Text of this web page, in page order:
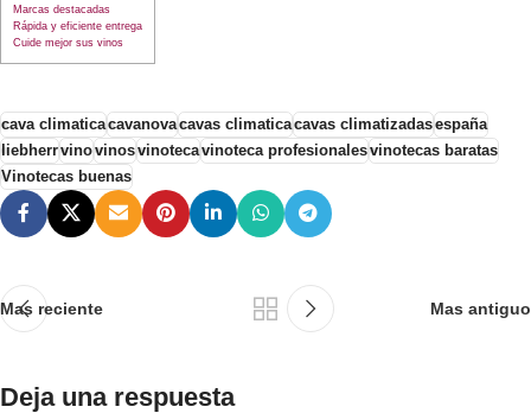
Marcas destacadas
Rápida y eficiente entrega
Cuide mejor sus vinos
cava climaticacavanovacavas climaticacavas climatizadasespaña
liebherrvinovinosvinotecavinoteca profesionalesvinotecas baratas
Vinotecas buenas
Mas reciente Mas antiguo
Deja una respuesta